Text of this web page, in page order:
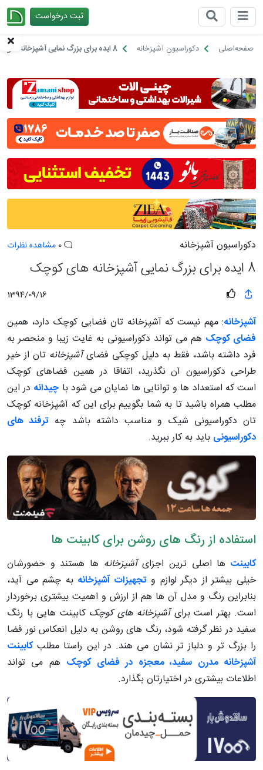
ثبت درخواست
صفحه‌اصلی دکوراسیون آشپزخانه 8 ایده برای بزرگ نمایی آشپزخانه های کوچک
دکوراسیون آشپزخانه مشاهده نظرات
8 ایده برای بزرگ نمایی آشپزخانه های کوچک
1394/09/16
آشپزخانه: مهم نیست که آشپزخانه تان فضایی کوچک دارد، همین
فضای کوچک هم می تواند دکوراسیونی به غایت زیبا و منحصر به
فرد داشته باشد، فقط به دلیل کوچکی فضایآشپزخانه تان از خیر
طراحی دکوراسیون آن نگذرید، اتفاقا در همین فضاهای کوچک
است که استعداد ها و توانایی ها نمایان می شود با چیدانه در این
مطلب همراه باشید تا به شما بگوییم برای این که آشپزخانه کوچک
تان دکوراسیونی شیک و مناسب داشته باشد چه ترفند های
دکوراسیونی باید به کار ببرید.
استفاده از رنگ های روشن برای کابینت ها
کابینت ها اصلی ترین اجزایآشپزخانه ها هستند و حضورشان
خیلی بیشتر از دیگر لوازم و تجهیزات آشپزخانه به چشم می آید،
بنابراین رنگ و مدل آن ها هم از ارزش و اهمیت بیشتری برخوردار
است. بهتر است برایآشپزخانه های کوچک کابینت هایی با رنگ
سفید در نظر گرفته شود، رنگ های روشن به دلیل انعکاس نور فضا
را بزرگ تر و دلباز تر نشان می هند. در این راستا مطلبکابینت
آشپزخانه مدرن سفید، معجزه در فضای کوچک هم می تواند
اطلاعات بیشتری در اختیارتان بگذارد.